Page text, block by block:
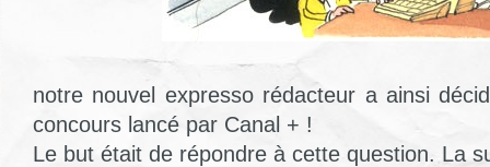
notre nouvel expresso rédacteur a ainsi
concours lancé par Canal + !
Le but était de répondre à cette question. La